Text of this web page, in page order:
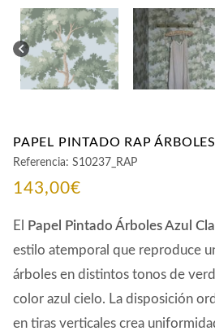
PAPEL PINTADO RAP
Referencia: S10237_RAP
143,00€
El Papel Pintado Árboles Azul
estilo atemporal que reproduce
árboles en distintos tonos de
color azul cielo. La disposición
en tiras verticales crea